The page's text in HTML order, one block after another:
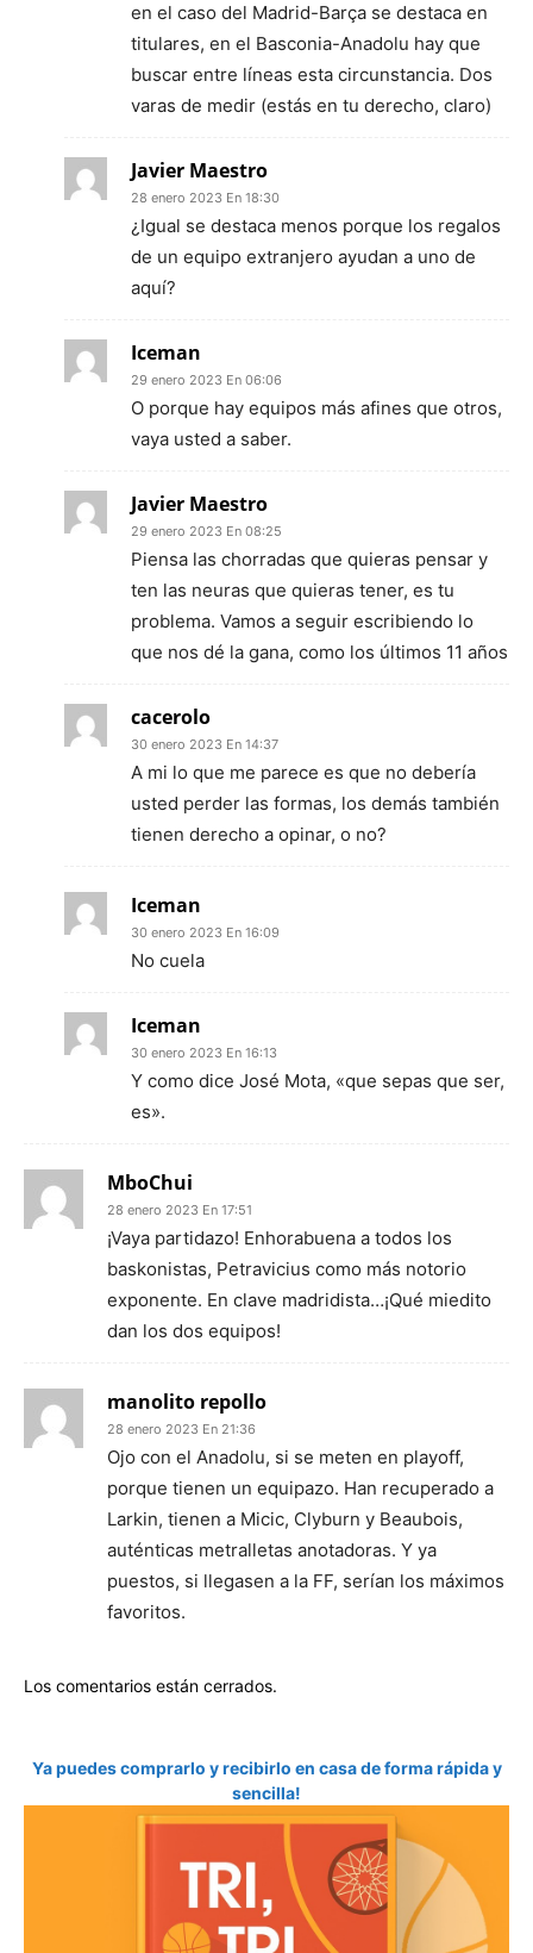
en el caso del Madrid-Barça se destaca en
titulares, en el Basconia-Anadolu hay que
buscar entre líneas esta circunstancia. Dos
varas de medir (estás en tu derecho, claro)
Javier Maestro
28 enero 2023 En 18:30
¿Igual se destaca menos porque los regalos
de un equipo extranjero ayudan a uno de
aquí?
Iceman
29 enero 2023 En 06:06
O porque hay equipos más afines que otros,
vaya usted a saber.
Javier Maestro
29 enero 2023 En 08:25
Piensa las chorradas que quieras pensar y
ten las neuras que quieras tener, es tu
problema. Vamos a seguir escribiendo lo
que nos dé la gana, como los últimos 11 años
cacerolo
30 enero 2023 En 14:37
A mi lo que me parece es que no debería
usted perder las formas, los demás también
tienen derecho a opinar, o no?
Iceman
30 enero 2023 En 16:09
No cuela
Iceman
30 enero 2023 En 16:13
Y como dice José Mota, «que sepas que ser,
es».
MboChui
28 enero 2023 En 17:51
¡Vaya partidazo! Enhorabuena a todos los
baskonistas, Petravicius como más notorio
exponente. En clave madridista…¡Qué miedito
dan los dos equipos!
manolito repollo
28 enero 2023 En 21:36
Ojo con el Anadolu, si se meten en playoff,
porque tienen un equipazo. Han recuperado a
Larkin, tienen a Micic, Clyburn y Beaubois,
auténticas metralletas anotadoras. Y ya
puestos, si llegasen a la FF, serían los máximos
favoritos.
Los comentarios están cerrados.
Ya puedes comprarlo y recibirlo en casa de forma rápida y
sencilla!